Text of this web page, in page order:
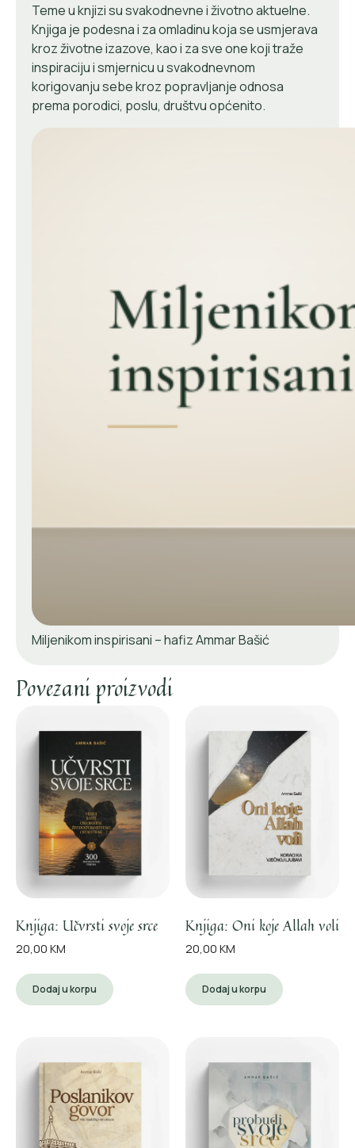
Teme u knjizi su svakodnevne i životno aktuelne.
Knjiga je podesna i za omladinu koja se usmjerava
kroz životne izazove, kao i za sve one koji traže
inspiraciju i smjernicu u svakodnevnom
korigovanju sebe kroz popravljanje odnosa
prema porodici, poslu, društvu općenito.
Miljenikom inspirisani – hafiz Ammar Bašić
Povezani proizvodi
Knjiga: Učvrsti svoje srce
20,00 KM
Dodaj u korpu
Knjiga: Oni koje Allah voli
20,00 KM
Dodaj u korpu